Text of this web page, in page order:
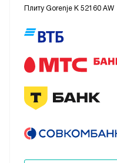
Плиту Gorenje K 52160 AW